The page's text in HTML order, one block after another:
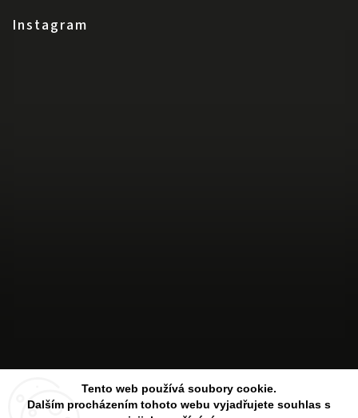
Tento web používá soubory cookie.
Dalším procházením tohoto webu vyjadřujete souhlas s
Instagram
Sledovat na Instagramu